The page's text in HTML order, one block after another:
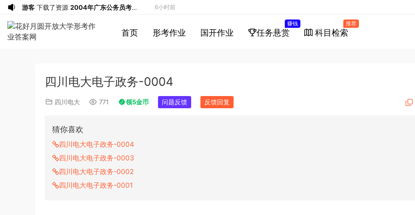
首页 形考作业 国开作业 任务悬赏
赚钱
科目检索
推荐
四川电大电子政务-0004
四川电大 771 领5金币 问题反馈 反馈回复
猜你喜欢
四川电大电子政务-0004
四川电大电子政务-0003
四川电大电子政务-0002
四川电大电子政务-0001
游客 下载了资源 2019年420联考《行
测》真题（河南县级以上）答案及解析
7小时前
游客下载了资源2013年广东公务员考试
《行测》三卷答案及解析
游客下载了资源
2015年黑龙江公务员考
9小时前
u*******签到打卡，获得1元奖励 12小时前
13小时前
13小时前
签到打卡，获得1元奖励
《申论》真题（B卷）及参考答案
下载了资源2015年黑龙江公务员考
试《行测》卷答案及解析
下载了资源2020年1011新疆公务员
考试《行测》真题参考答案及解析
下载了资源2020年0822贵州公务